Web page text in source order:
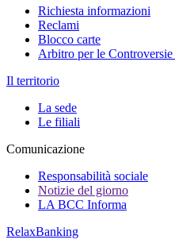
Richiesta informazioni
Reclami
Blocco carte
Arbitro per le
Il territorio
La sede
Le filiali
Comunicazione
Responsabilità sociale
Notizie del giorno
LA BCC Informa
RelaxBanking